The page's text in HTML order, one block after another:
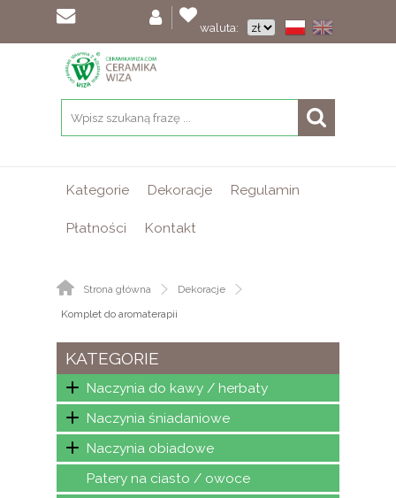
waluta:
Kategorie Dekoracje Regulamin
Płatności Kontakt
Strona główna
Dekoracje
Komplet do aromaterapii
KATEGORIE
Naczynia do kawy / herbaty
Naczynia śniadaniowe
Naczynia obiadowe
Patery na ciasto / owoce